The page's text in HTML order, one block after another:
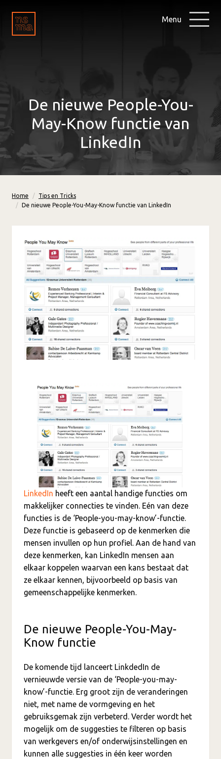
Menu
De nieuwe People-You-
May-Know functie van
LinkedIn
Home
Tips en Tricks
De nieuwe People-You-May-Know functie van LinkedIn
LinkedIn heeft een aantal handige functies om
makkelijker connecties te vinden. Eén van deze
functies is de ‘People-you-may-know’-functie.
Deze functie is gebaseerd op de kenmerken die
mensen invullen op hun profiel. Aan de hand van
deze kenmerken, kan LinkedIn mensen aan
elkaar koppelen waarvan een kans bestaat dat
ze elkaar kennen, bijvoorbeeld op basis van
gemeenschappelijke kenmerken.
De nieuwe People-You-May-
Know functie
De komende tijd lanceert LinkdedIn de
vernieuwde versie van de ‘People-you-may-
know’-functie. Erg groot zijn de veranderingen
niet, met name de vormgeving en het
gebruiksgemak zijn verbeterd. Verder wordt het
mogelijk om de suggesties te filteren op basis
van werkgevers en/of onderwijsinstellingen en
kunnen alle suggesties in één keer worden